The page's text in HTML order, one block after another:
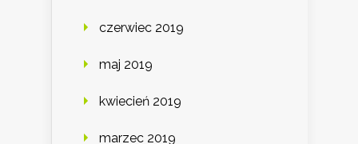
czerwiec 2019
maj 2019
kwiecień 2019
marzec 2019